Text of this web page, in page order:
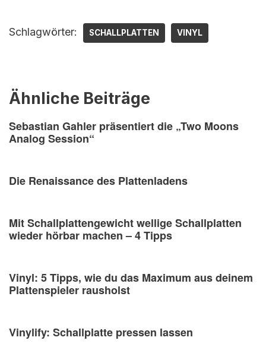
Schlagwörter: SCHALLPLATTEN VINYL
Ähnliche Beiträge
Sebastian Gahler präsentiert die „Two Moons
Analog Session“
Die Renaissance des Plattenladens
Mit Schallplattengewicht wellige Schallplatten
wieder hörbar machen – 4 Tipps
Vinyl: 5 Tipps, wie du das Maximum aus deinem
Plattenspieler rausholst
Vinylify: Schallplatte pressen lassen